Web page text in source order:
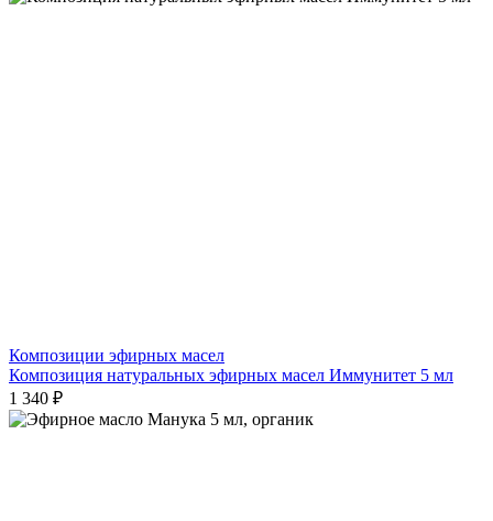
Композиции эфирных масел
Композиция натуральных эфирных масел Иммунитет 5 мл
1 340 ₽